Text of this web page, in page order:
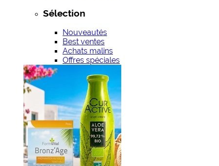
Sélection
Nouveautés
Best ventes
Achats malins
Offres spéciales